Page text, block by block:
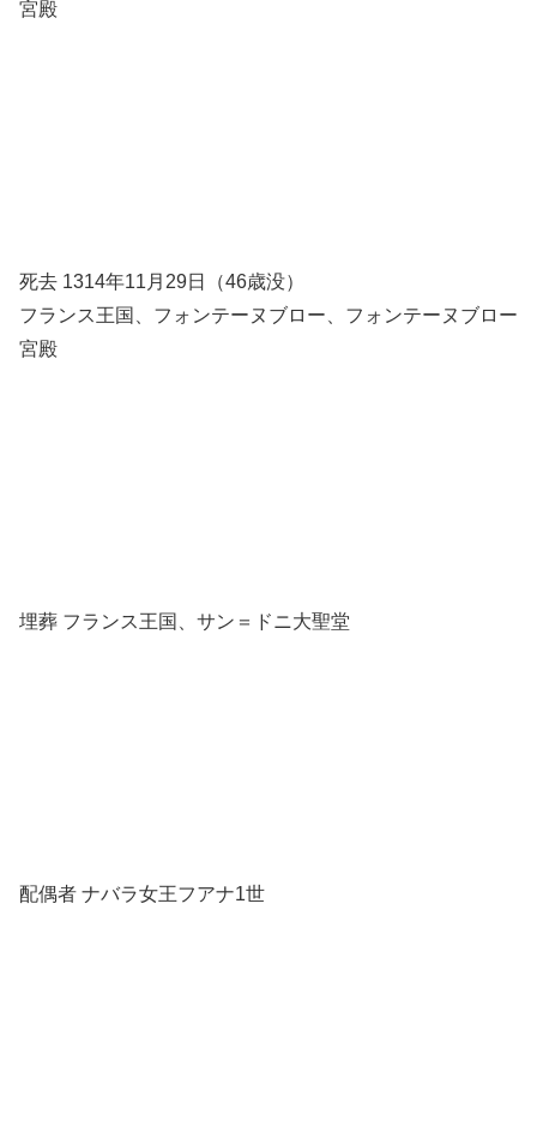
宮殿
死去 1314年11月29日（46歳没）
フランス王国、フォンテーヌブロー、フォンテーヌブロー
宮殿
埋葬 フランス王国、サン＝ドニ大聖堂
配偶者 ナバラ女王フアナ1世